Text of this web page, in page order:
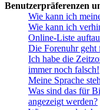
Benutzerpräferenzen
Wie kann ich
Wie kann ich
Online-Liste
Die Forenuhr geht
Ich habe die
immer noch falsch!
Meine Sprache
Was sind das für
angezeigt werden?